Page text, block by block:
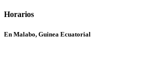
Horarios
En Malabo, Guinea Ecuatorial